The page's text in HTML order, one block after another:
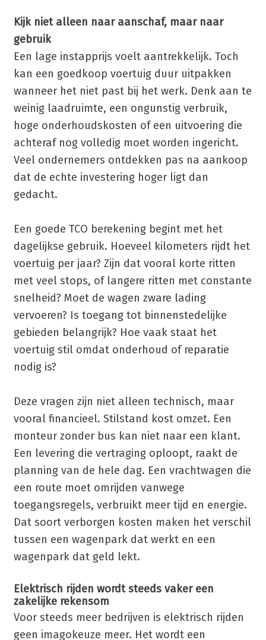
Kijk niet alleen naar aanschaf, maar naar
gebruik
Een lage instapprijs voelt aantrekkelijk. Toch
kan een goedkoop voertuig duur uitpakken
wanneer het niet past bij het werk. Denk aan te
weinig laadruimte, een ongunstig verbruik,
hoge onderhoudskosten of een uitvoering die
achteraf nog volledig moet worden ingericht.
Veel ondernemers ontdekken pas na aankoop
dat de echte investering hoger ligt dan
gedacht.
Een goede TCO berekening begint met het
dagelijkse gebruik. Hoeveel kilometers rijdt het
voertuig per jaar? Zijn dat vooral korte ritten
met veel stops, of langere ritten met constante
snelheid? Moet de wagen zware lading
vervoeren? Is toegang tot binnenstedelijke
gebieden belangrijk? Hoe vaak staat het
voertuig stil omdat onderhoud of reparatie
nodig is?
Deze vragen zijn niet alleen technisch, maar
vooral financieel. Stilstand kost omzet. Een
monteur zonder bus kan niet naar een klant.
Een levering die vertraging oploopt, raakt de
planning van de hele dag. Een vrachtwagen die
een route moet omrijden vanwege
toegangsregels, verbruikt meer tijd en energie.
Dat soort verborgen kosten maken het verschil
tussen een wagenpark dat werkt en een
wagenpark dat geld lekt.
Elektrisch rijden wordt steeds vaker een
zakelijke rekensom
Voor steeds meer bedrijven is elektrisch rijden
geen imagokeuze meer. Het wordt een